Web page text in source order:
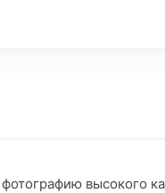
высокого